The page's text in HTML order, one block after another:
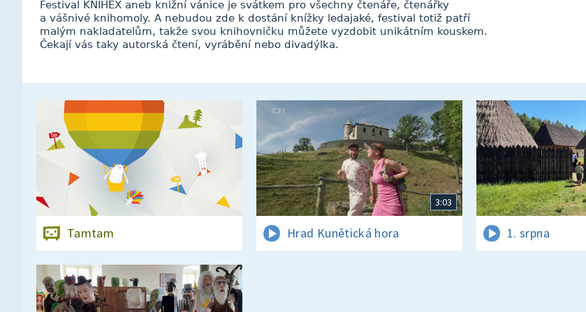
Festival KNIHEX aneb knižní vánice je svátkem pro všechny čtenáře, čtenářky
a vášnivé knihomoly. A nebudou zde k dostání knížky ledajaké, festival totiž patří
malým nakladatelům, takže svou knihovničku můžete vyzdobit unikátním kouskem.
Čekají vás taky autorská čtení, vyrábění nebo divadýlka.
Tamtam
3:03
Hrad Kunětická hora 1. srpna